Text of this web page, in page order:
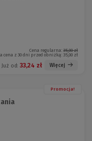
Cena regularna: 35,00 zł
cena z 30 dni przed obniżką:35,00 zł
Już od: 33,24 zł Więcej
Promocja!